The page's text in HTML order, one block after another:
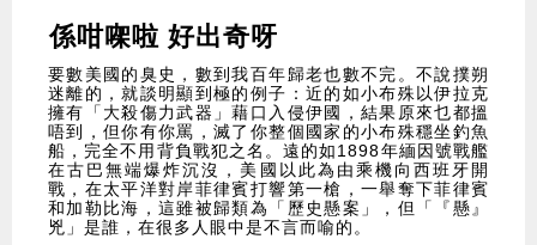
係咁㗎啦 好出奇呀
要數美國的臭史，數到我百年歸老也數不完。不說撲朔
迷離的，就談明顯到極的例子：近的如小布殊以伊拉克
擁有「大殺傷力武器」藉口入侵伊國，結果原來乜都搵
唔到，但你有你罵，滅了你整個國家的小布殊穩坐釣魚
船，完全不用背負戰犯之名。遠的如1898年緬因號戰艦
在古巴無端爆炸沉沒，美國以此為由乘機向西班牙開
戰，在太平洋對岸菲律賓打響第一槍，一舉奪下菲律賓
和加勒比海，這雖被歸類為「歷史懸案」，但「『懸』
兇」是誰，在很多人眼中是不言而喻的。